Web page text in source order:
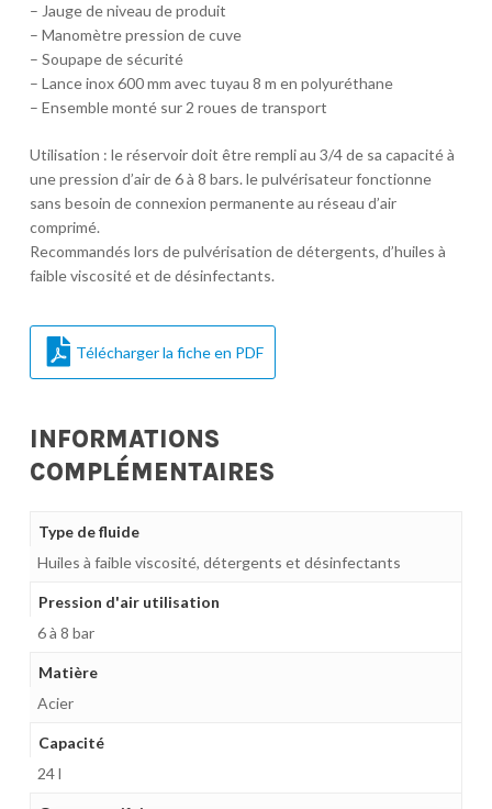
– Jauge de niveau de produit
– Manomètre pression de cuve
– Soupape de sécurité
– Lance inox 600 mm avec tuyau 8 m en polyuréthane
– Ensemble monté sur 2 roues de transport
Utilisation : le réservoir doit être rempli au 3/4 de sa capacité à
une pression d’air de 6 à 8 bars. le pulvérisateur fonctionne
sans besoin de connexion permanente au réseau d’air
comprimé.
Recommandés lors de pulvérisation de détergents, d’huiles à
faible viscosité et de désinfectants.
Télécharger la fiche en PDF
INFORMATIONS
COMPLÉMENTAIRES
Type de fluide
Huiles à faible viscosité, détergents et désinfectants
Pression d'air utilisation
6 à 8 bar
Matière
Acier
Capacité
24 l